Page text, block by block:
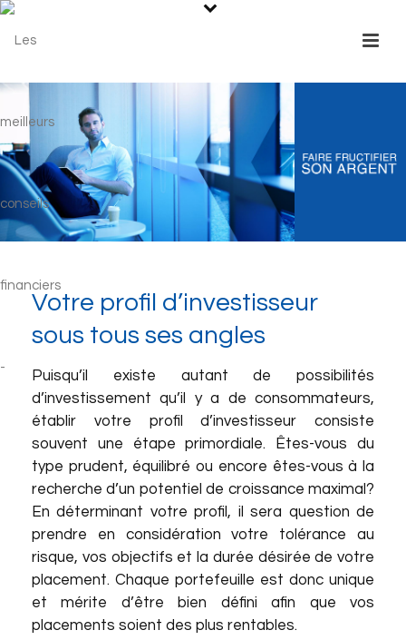
Votre profil d’investisseur
sous tous ses angles
Puisqu’il existe autant de possibilités
d’investissement qu’il y a de consommateurs,
établir votre profil d’investisseur consiste
souvent une étape primordiale. Êtes-vous du
type prudent, équilibré ou encore êtes-vous à la
recherche d’un potentiel de croissance maximal?
En déterminant votre profil, il sera question de
prendre en considération votre tolérance au
risque, vos objectifs et la durée désirée de votre
placement. Chaque portefeuille est donc unique
et mérite d’être bien défini afin que vos
placements soient des plus rentables.